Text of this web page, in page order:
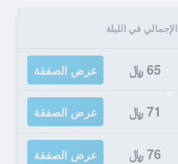
الإجمالي في الليلة
65 ﷼ عرض الصفقة
71 ﷼ عرض الصفقة
76 ﷼ عرض الصفقة